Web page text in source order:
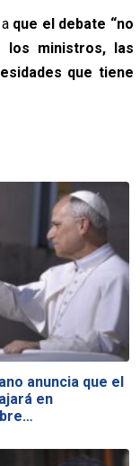
que el debate “no
ministros, las
que tiene
anuncia que el
en